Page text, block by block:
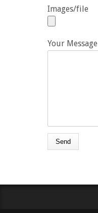
Images/file
Your Message